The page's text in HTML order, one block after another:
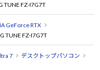
TUNE FZ-I7G7T
GeForce RTX
G TUNE FZ-I7G7T
7
デスクトップパソコン